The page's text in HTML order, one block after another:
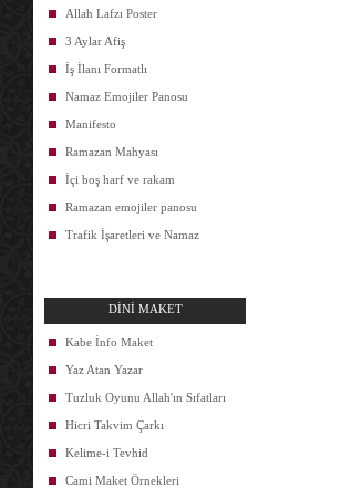
Allah Lafzı Poster
3 Aylar Afiş
İş İlanı Formatlı
Namaz Emojiler Panosu
Manifesto
Ramazan Mahyası
İçi boş harf ve rakam
Ramazan emojiler panosu
Trafik İşaretleri ve Namaz
DİNİ MAKET
Kabe İnfo Maket
Yaz Atan Yazar
Tuzluk Oyunu Allah'ın Sıfatları
Hicri Takvim Çarkı
Kelime-i Tevhid
Cami Maket Örnekleri